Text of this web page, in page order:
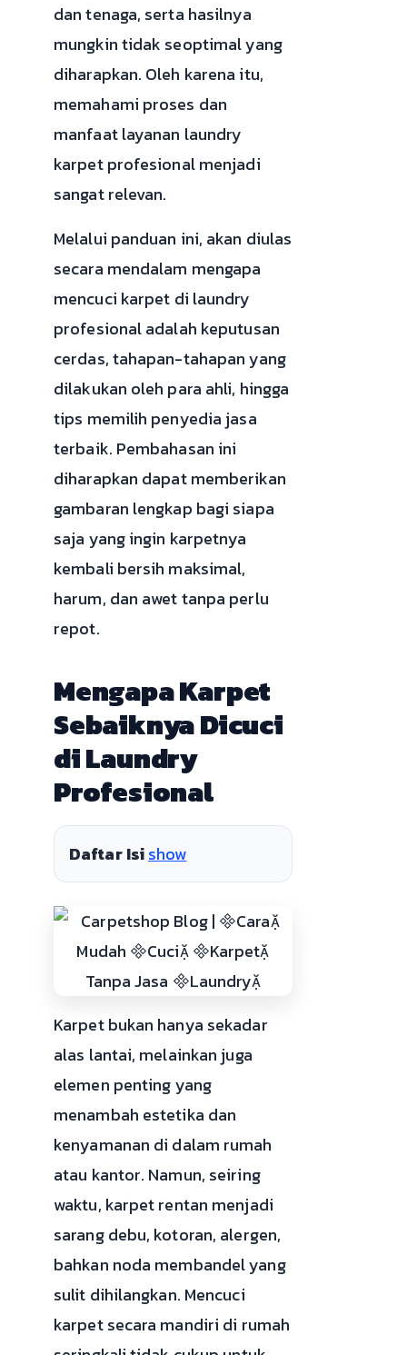
dan tenaga, serta hasilnya
mungkin tidak seoptimal yang
diharapkan. Oleh karena itu,
memahami proses dan
manfaat layanan laundry
karpet profesional menjadi
sangat relevan.
Melalui panduan ini, akan diulas
secara mendalam mengapa
mencuci karpet di laundry
profesional adalah keputusan
cerdas, tahapan-tahapan yang
dilakukan oleh para ahli, hingga
tips memilih penyedia jasa
terbaik. Pembahasan ini
diharapkan dapat memberikan
gambaran lengkap bagi siapa
saja yang ingin karpetnya
kembali bersih maksimal,
harum, dan awet tanpa perlu
repot.
Mengapa Karpet
Sebaiknya Dicuci
di Laundry
Profesional
Daftar Isishow
Karpet bukan hanya sekadar
alas lantai, melainkan juga
elemen penting yang
menambah estetika dan
kenyamanan di dalam rumah
atau kantor. Namun, seiring
waktu, karpet rentan menjadi
sarang debu, kotoran, alergen,
bahkan noda membandel yang
sulit dihilangkan. Mencuci
karpet secara mandiri di rumah